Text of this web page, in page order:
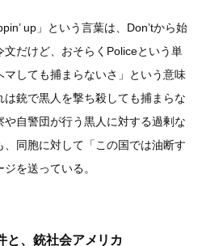
up」という言葉は、Don’tから始
文だけど、おそらくPoliceという単
マしても捕まらないさ」という意味
は銃で黒人を撃ち殺しても捕まらな
や自警団が行う黒人に対する過剰な
同胞に対して「この国では油断す
を送っている。
、 銃社会アメリカ